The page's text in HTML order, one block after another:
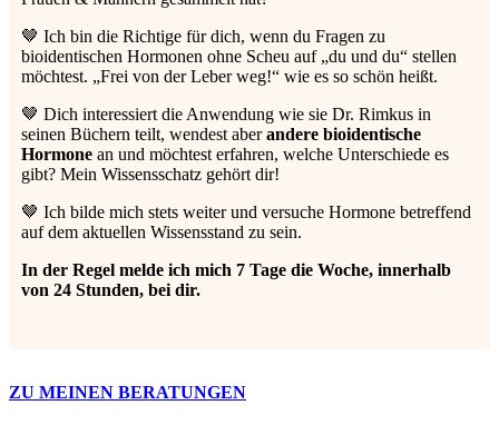
🤎 Ich bin die Richtige für dich, wenn du Fragen zu
bioidentischen Hormonen ohne Scheu auf „du und du“ stellen
möchtest. „Frei von der Leber weg!“ wie es so schön heißt.
🤎 Dich interessiert die Anwendung wie sie Dr. Rimkus in
seinen Büchern teilt, wendest aberandere bioidentische
Hormonean und möchtest erfahren, welche Unterschiede es
gibt? Mein Wissensschatz gehört dir!
🤎 Ich bilde mich stets weiter und versuche Hormone betreffend
auf dem aktuellen Wissensstand zu sein.
In der Regel melde ich mich 7 Tage die Woche, innerhalb
von 24 Stunden, bei dir.
ZU MEINEN BERATUNGEN